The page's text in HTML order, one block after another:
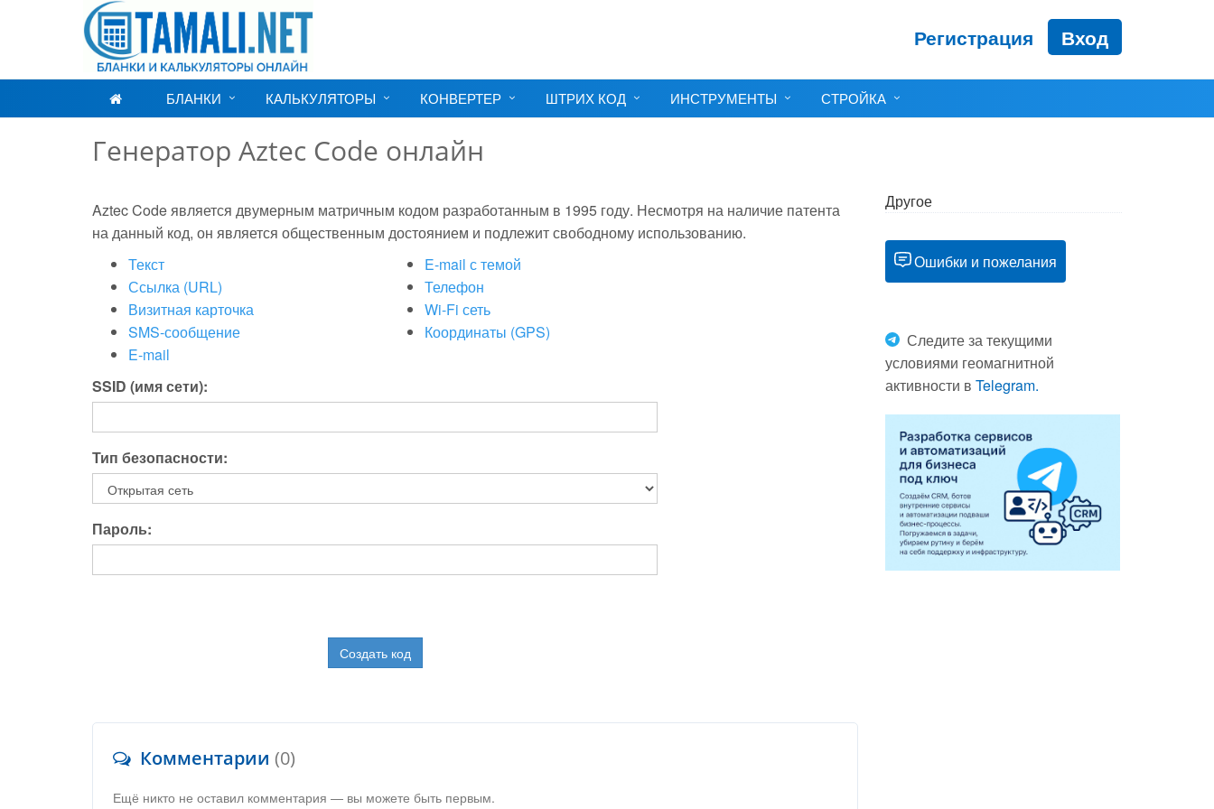
Регистрация Вход
БЛАНКИ КАЛЬКУЛЯТОРЫ КОНВЕРТЕР ШТРИХ КОД ИНСТРУМЕНТЫ СТРОЙКА
Генератор Aztec Code онлайн
Aztec Code является двумерным матричным кодом разработанным в 1995 году. Несмотря на наличие патента
на данный код, он является общественным достоянием и подлежит свободному использованию.
Текст
Ссылка (URL)
Визитная карточка
SMS-сообщение
E-mail
E-mail с темой
Телефон
Wi-Fi сеть
Координаты (GPS)
SSID (имя сети):
Тип безопасности:
Пароль:
Создать код
Комментарии (0)
Ещё никто не оставил комментария — вы можете быть первым.
Другое
Ошибки и пожелания
Следите за текущими
условиями геомагнитной
активности в Telegram.